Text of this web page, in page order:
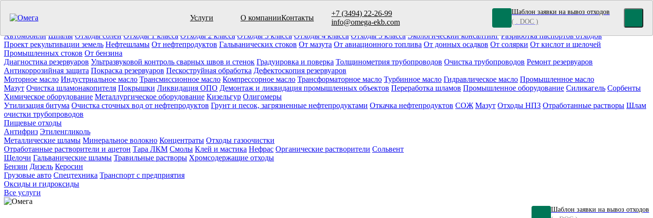
Услуги О компанииКонтакты
+7 (3494) 22-26-99
info@omega-ekb.com
Шаблон заявки на вывоз отходов
( . DOC )
Утилизация отходов (19)
Демонтаж резервуаров (10)
Химические отходы Минеральные отходы Лакокрасочные отходы Гальванические отходы
Автомобили Шпалы Отходы солей Отходы 1 класса Отходы 2 класса Отходы 3 класса Отходы 4 класса Отходы 5 класса Экологический консалтинг Разработка паспортов отходов
Проект рекультивации земель Нефтешламы От нефтепродуктов Гальванических стоков От мазута От авиационного топлива От донных осадков От солярки От кислот и щелочей
Промышленных стоков От бензина
Диагностика резервуаров Ультразвуковой контроль сварных швов и стенок Градуировка и поверка Толщинометрия трубопроводов Очистка трубопроводов Ремонт резервуаров
Антикоррозийная защита Покраска резервуаров Пескоструйная обработка Дефектоскопия резервуаров
Моторное масло Индустриальное масло Трансмиссионное масло Компрессорное масло Трансформаторное масло Турбинное масло Гидравлическое масло Промышленное масло
Мазут Очистка шламонакопителя Покрышки Ликвидация ОПО Демонтаж и ликвидация промышленных объектов Переработка шламов Промышленное оборудование Силикагель Сорбенты
Химическое оборудование Металлургическое оборудование Кизельгур Олигомеры
Утилизация битума Очистка сточных вод от нефтепродуктов Грунт и песок, загрязненные нефтепродуктами Откачка нефтепродуктов СОЖ Мазут Отходы НПЗ Отработанные растворы Шлам
очистки трубопроводов
Пищевые отходы
Антифриз Этиленгликоль
Металлические шламы Минеральное волокно Концентраты Отходы газоочистки
Отработанные растворители и ацетон Тара ЛКМ Смолы Клей и мастика Нефрас Органические растворители Сольвент
Щелочи Гальванические шламы Травильные растворы Хромсодержащие отходы
Бензин Дизель Керосин
Грузовые авто Спецтехника Транспорт с предприятия
Оксиды и гидроксиды
Все услуги
Шаблон заявки на вывоз отходов